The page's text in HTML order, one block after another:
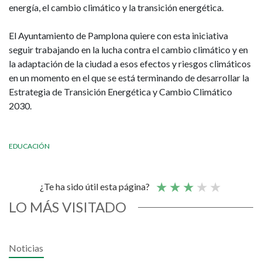
energía, el cambio climático y la transición energética.
El Ayuntamiento de Pamplona quiere con esta iniciativa
seguir trabajando en la lucha contra el cambio climático y en
la adaptación de la ciudad a esos efectos y riesgos climáticos
en un momento en el que se está terminando de desarrollar la
Estrategia de Transición Energética y Cambio Climático
2030.
EDUCACIÓN
¿Te ha sido útil esta página?
LO MÁS VISITADO
Noticias